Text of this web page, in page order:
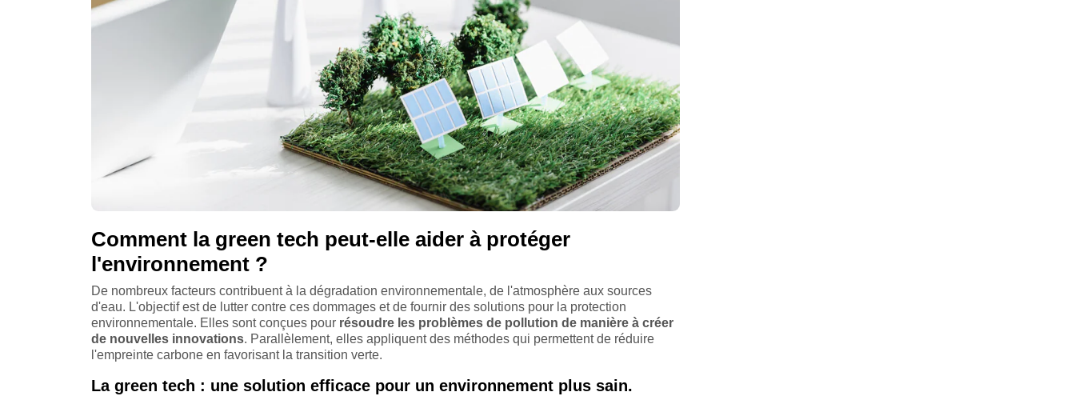
Comment la green tech peut-elle aider à protéger
l'environnement ?
De nombreux facteurs contribuent à la dégradation environnementale, de l'atmosphère aux sources
d'eau. L'objectif est de lutter contre ces dommages et de fournir des solutions pour la protection
environnementale. Elles sont conçues pour résoudre les problèmes de pollution de manière à créer
de nouvelles innovations. Parallèlement, elles appliquent des méthodes qui permettent de réduire
l'empreinte carbone en favorisant la transition verte.
La green tech : une solution efficace pour un environnement plus sain.